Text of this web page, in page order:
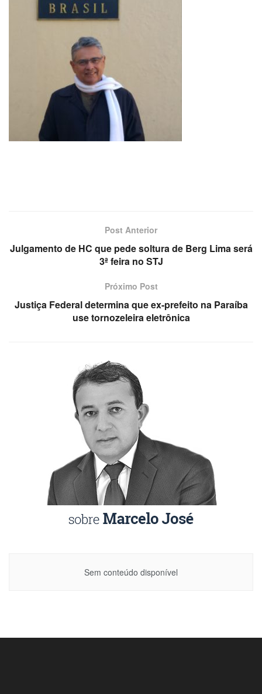
Post Anterior
Julgamento de HC que pede soltura de Berg Lima será
3ª feira no STJ
Próximo Post
Justiça Federal determina que ex-prefeito na Paraíba
use tornozeleira eletrônica
Sem conteúdo disponível